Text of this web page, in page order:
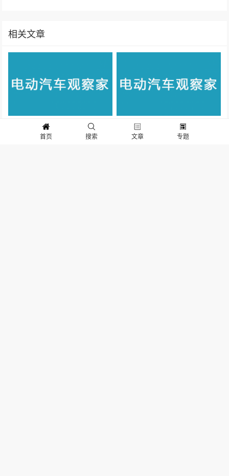
相关文章
华为发动新一轮汽车攻势
回顾蔚来10年：10个瞬间，10个
关键词
首页 搜索 文章 专题